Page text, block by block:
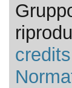
credits